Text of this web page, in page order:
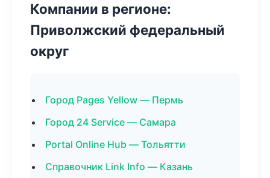
Компании в регионе:
Приволжский федеральный
округ
Город Pages Yellow — Пермь
Город 24 Service — Самара
Portal Online Hub — Тольятти
Справочник Link Info — Казань